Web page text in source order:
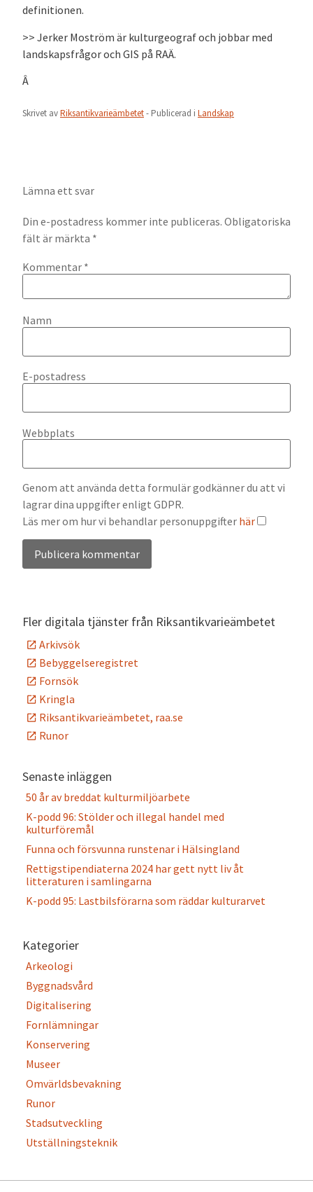
definitionen.
>> Jerker Moström är kulturgeograf och jobbar med
landskapsfrågor och GIS på RAÄ.
Â
Skrivet avRiksantikvarieämbetet- Publicerad i Landskap
Lämna ett svar
Din e-postadress kommer inte publiceras. Obligatoriska
fält är märkta *
Kommentar *
Namn
E-postadress
Webbplats
Genom att använda detta formulär godkänner du att vi
lagrar dina uppgifter enligt GDPR.
Läs mer om hur vi behandlar personuppgifter här
Fler digitala tjänster från Riksantikvarieämbetet
Arkivsök
Bebyggelseregistret
Fornsök
Kringla
Riksantikvarieämbetet, raa.se
Runor
Senaste inläggen
50 år av breddat kulturmiljöarbete
K-podd 96: Stölder och illegal handel med
kulturföremål
Funna och försvunna runstenar i Hälsingland
Rettigstipendiaterna 2024 har gett nytt liv åt
litteraturen i samlingarna
K-podd 95: Lastbilsförarna som räddar kulturarvet
Kategorier
Arkeologi
Byggnadsvård
Digitalisering
Fornlämningar
Konservering
Museer
Omvärldsbevakning
Runor
Stadsutveckling
Utställningsteknik